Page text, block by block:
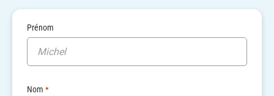
Prénom
Nom *